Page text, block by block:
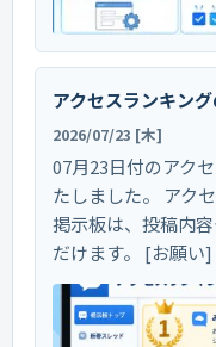
アクセスランキン
2026/07/23 [木]
07月23日付のアク
たしました。 アク
掲示板は、投稿内
だけます。 [お願い]